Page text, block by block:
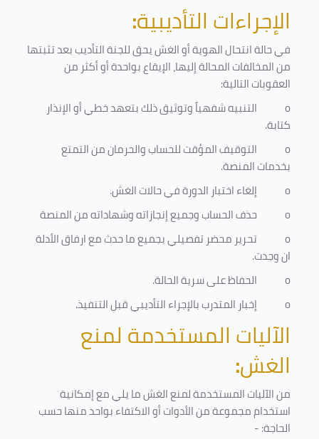
الإجراءات التأديبية:
في حالة انتحال الهوية أو الغش يحق للجنة التأديب بعد تثبتها
من المخالفات المحالة إليها، الإيقاع بواحدة أو أكثر من
العقوبات التالية:
o
التنبيه شفهياً وتوثيق ذلك بتعهد خطي أو الإنذار
كتابة.
o
التوقيف المؤقت للحساب والحرمان من التمتع
بخدمات المنصة.
o
إلغاء اختبار الدورة في حالات الغش.
o
حذف الحساب وجميع إنجازاته وشهاداته من المنصة
o
تحرير محضر تفصيلي بجميع ما حدث مع ارفاق الأدلة
ان وجدت.
o
الحفاظ على سرية الحالة.
o
إخبار المتدرب بالإجراء التأديبي قبل التنفيذ.
الآليات المستخدمة لمنع
الغش:
من الآليات المستخدمة لمنع الغش ما يلي مع إمكانية
استخدام مجموعة من الأدوات أو الاكتفاء بواحد منها حسب
الحاجة: -